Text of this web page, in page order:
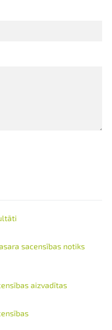
sacensības notiks
aizvadītas